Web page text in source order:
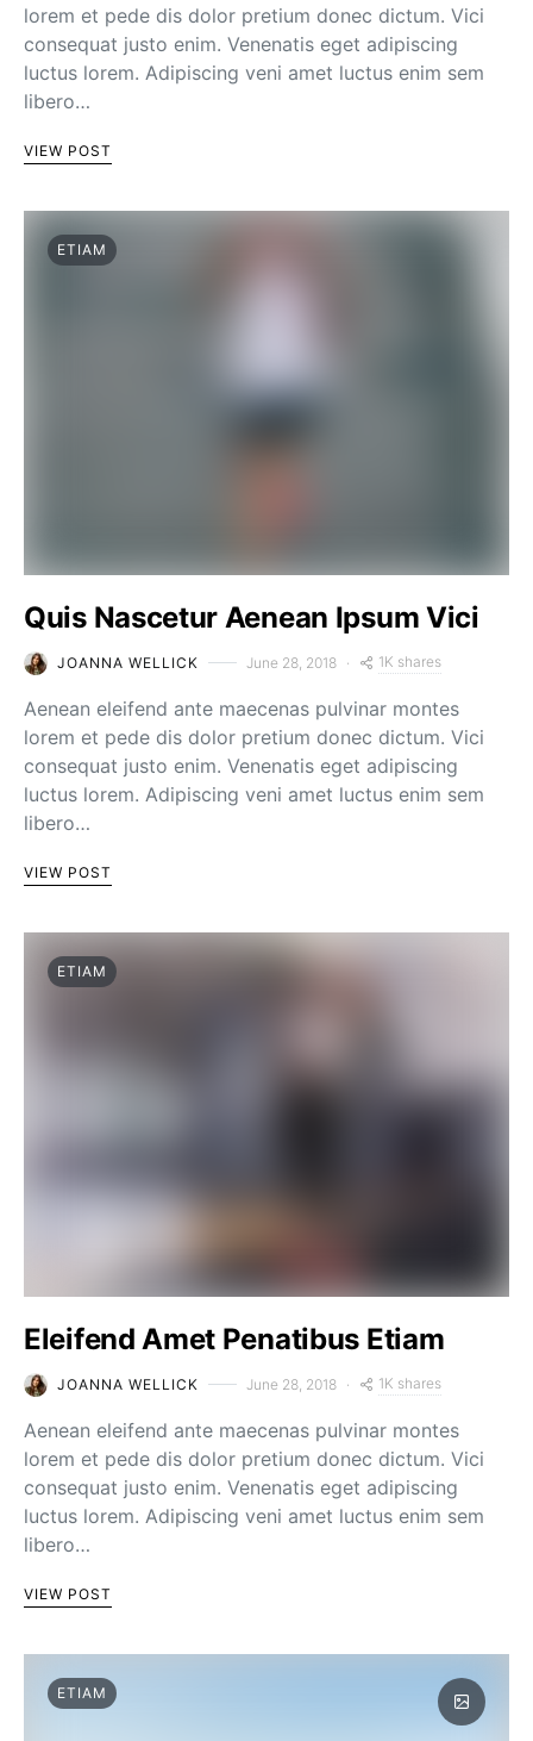
lorem et pede dis dolor pretium donec dictum. Vici
consequat justo enim. Venenatis eget adipiscing
luctus lorem. Adipiscing veni amet luctus enim sem
libero…
VIEW POST
ETIAM
Quis Nascetur Aenean Ipsum Vici
JOANNA WELLICK June 28, 2018 1K shares
Aenean eleifend ante maecenas pulvinar montes
lorem et pede dis dolor pretium donec dictum. Vici
consequat justo enim. Venenatis eget adipiscing
luctus lorem. Adipiscing veni amet luctus enim sem
libero…
VIEW POST
ETIAM
Eleifend Amet Penatibus Etiam
JOANNA WELLICK June 28, 2018 1K shares
Aenean eleifend ante maecenas pulvinar montes
lorem et pede dis dolor pretium donec dictum. Vici
consequat justo enim. Venenatis eget adipiscing
luctus lorem. Adipiscing veni amet luctus enim sem
libero…
VIEW POST
ETIAM